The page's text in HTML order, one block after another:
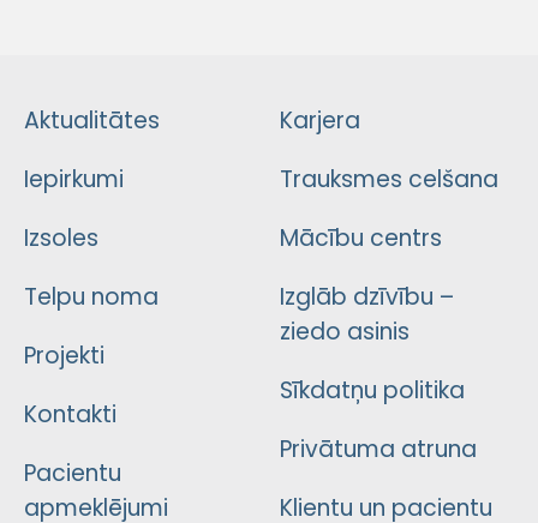
Aktualitātes
Iepirkumi
Izsoles
Telpu noma
Projekti
Kontakti
Pacientu
apmeklējumi
Karjera
Trauksmes celšana
Mācību centrs
Izglāb dzīvību –
ziedo asinis
Sīkdatņu politika
Privātuma atruna
Klientu un pacientu